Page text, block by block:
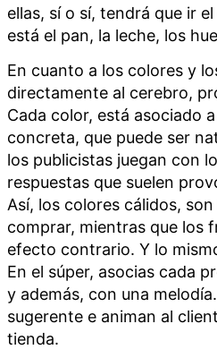
ellas, sí o sí, tendrá que ir
está el pan, la leche, los
En cuanto a los colores y
directamente al cerebro,
Cada color, está asociado
concreta, que puede ser
los publicistas juegan con
respuestas que suelen
Así, los colores cálidos,
comprar, mientras que los
efecto contrario. Y lo
En el súper, asocias cada
y además, con una
sugerente e animan al
tienda.